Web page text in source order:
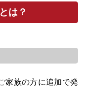
は？
家族の方に追加で発